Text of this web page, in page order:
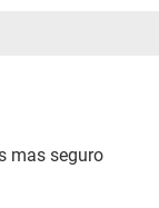
mas seguro